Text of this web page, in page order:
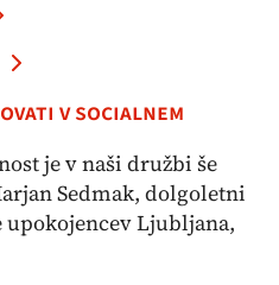
v socialnem
je v naši družbi še
Sedmak, dolgoletni
upokojencev Ljubljana,